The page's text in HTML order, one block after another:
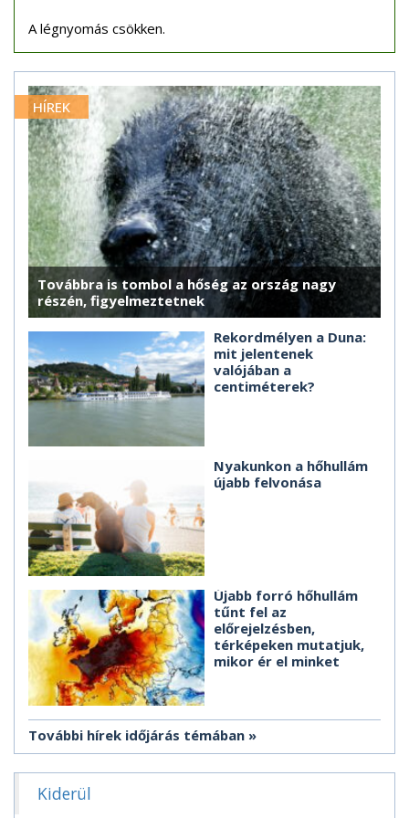
A légnyomás csökken.
HÍREK
Továbbra is tombol a hőség az ország nagy
részén, figyelmeztetnek
Rekordmélyen a Duna:
mit jelentenek
valójában a
centiméterek?
Nyakunkon a hőhullám
újabb felvonása
Újabb forró hőhullám
tűnt fel az
előrejelzésben,
térképeken mutatjuk,
mikor ér el minket
További hírek időjárás témában
Kiderül